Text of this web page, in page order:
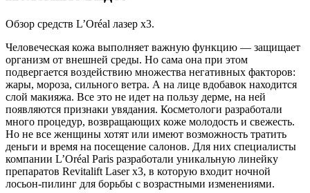
Обзор средств L’Oréal лазер x3.
Человеческая кожа выполняет важную функцию — защищает
организм от внешней среды. Но сама она при этом
подвергается воздействию множества негативных факторов:
жары, мороза, сильного ветра. А на лице вдобавок находится
слой макияжа. Все это не идет на пользу дерме, на ней
появляются признаки увядания. Косметологи разработали
много процедур, возвращающих коже молодость и свежесть.
Но не все женщины хотят или имеют возможность тратить
деньги и время на посещение салонов. Для них специалисты
компании L’Oréal Paris разработали уникальную линейку
препаратов Revitalift Laser x3, в которую входит ночной
лосьон-пилинг для борьбы с возрастными изменениями.